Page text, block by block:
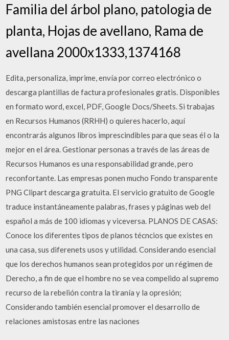
Familia del árbol plano, patologia de
planta, Hojas de avellano, Rama de
avellana 2000x1333,1374168
Edita, personaliza, imprime, envía por correo electrónico o
descarga plantillas de factura profesionales gratis. Disponibles
en formato word, excel, PDF, Google Docs/Sheets. Si trabajas
en Recursos Humanos (RRHH) o quieres hacerlo, aquí
encontrarás algunos libros imprescindibles para que seas él o la
mejor en el área. Gestionar personas a través de las áreas de
Recursos Humanos es una responsabilidad grande, pero
reconfortante. Las empresas ponen mucho Fondo transparente
PNG Clipart descarga gratuita. El servicio gratuito de Google
traduce instantáneamente palabras, frases y páginas web del
español a más de 100 idiomas y viceversa. PLANOS DE CASAS:
Conoce los diferentes tipos de planos técncios que existes en
una casa, sus diferenets usos y utilidad. Considerando esencial
que los derechos humanos sean protegidos por un régimen de
Derecho, a fin de que el hombre no se vea compelido al supremo
recurso de la rebelión contra la tiranía y la opresión;
Considerando también esencial promover el desarrollo de
relaciones amistosas entre las naciones